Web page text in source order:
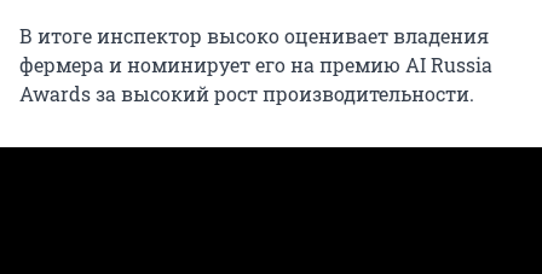
В итоге инспектор высоко оценивает владения
фермера и номинирует его на премию AI Russia
Awards за высокий рост производительности.